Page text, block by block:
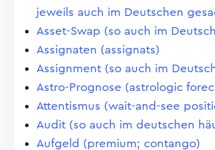
jeweils auch im Deutschen
Asset-Swap (so auch im
Assignaten (assignats)
Assignment (so auch im
Astro-Prognose (astrologic
Attentismus (wait-and-see
Audit (so auch im deutschen
Aufgeld (premium; contango)